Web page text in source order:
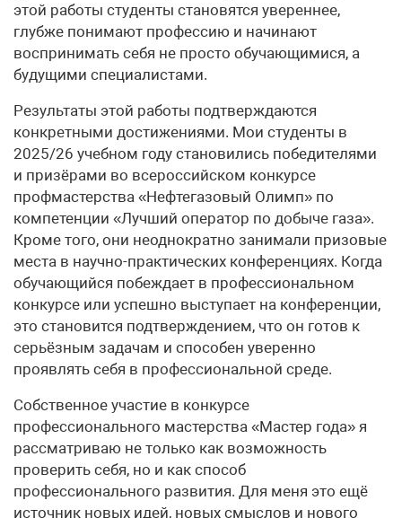
этой работы студенты становятся увереннее,
глубже понимают профессию и начинают
воспринимать себя не просто обучающимися, а
будущими специалистами.
Результаты этой работы подтверждаются
конкретными достижениями. Мои студенты в
2025/26 учебном году становились победителями
и призёрами во всероссийском конкурсе
профмастерства «Нефтегазовый Олимп» по
компетенции «Лучший оператор по добыче газа».
Кроме того, они неоднократно занимали призовые
места в научно-практических конференциях. Когда
обучающийся побеждает в профессиональном
конкурсе или успешно выступает на конференции,
это становится подтверждением, что он готов к
серьёзным задачам и способен уверенно
проявлять себя в профессиональной среде.
Собственное участие в конкурсе
профессионального мастерства «Мастер года» я
рассматриваю не только как возможность
проверить себя, но и как способ
профессионального развития. Для меня это ещё
источник новых идей, новых смыслов и нового